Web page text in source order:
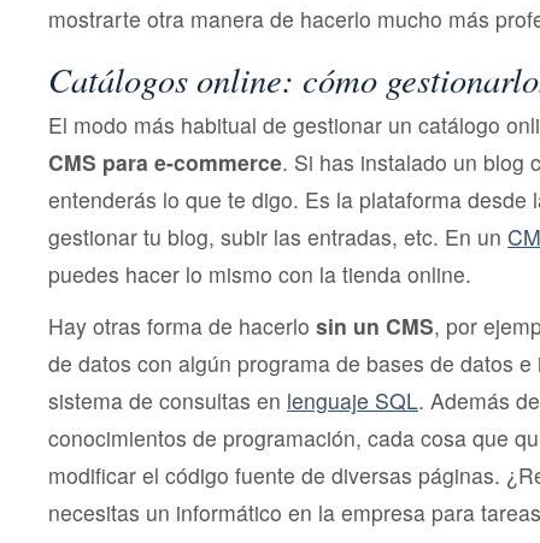
mostrarte otra manera de hacerlo mucho más
Catálogos online: cómo
El modo más habitual de gestionar un catálogo
CMS para e-commerce. Si has instalado un blog
entenderás lo que te digo. Es la plataforma desde
gestionar tu blog, subir las entradas, etc. En un
puedes hacer lo mismo con la tienda online.
Hay otras forma de hacerlo sin un CMS, por
de datos con algún programa de bases de datos
sistema de consultas en lenguaje SQL. Además
conocimientos de programación, cada cosa que
modificar el código fuente de diversas páginas.
necesitas un informático en la empresa para